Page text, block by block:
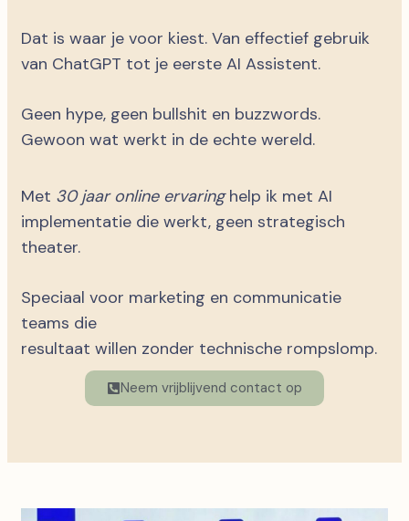
Dat is waar je voor kiest. Van effectief gebruik
van ChatGPT tot je eerste AI Assistent.
Geen hype, geen bullshit en buzzwords.
Gewoon wat werkt in de echte wereld.
Met 30 jaar online ervaringhelp ik met AI
implementatie die werkt, geen strategisch
theater.
Speciaal voor marketing en communicatie
teams die
resultaat willen zonder technische rompslomp.
Neem vrijblijvend contact op